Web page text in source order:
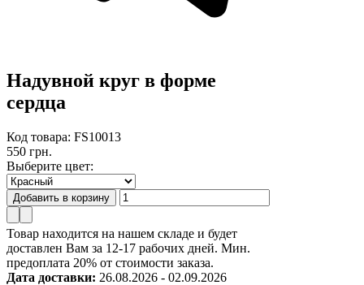
Надувной круг в форме
сердца
Код товара: FS10013
550 грн.
Выберите цвет:
Товар находится на нашем складе и будет
доставлен Вам за 12-17 рабочих дней. Мин.
предоплата 20% от стоимости заказа.
Дата доставки: 26.08.2026 - 02.09.2026